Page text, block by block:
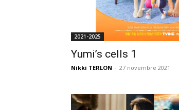
2021-2025
Yumi’s cells 1
Nikki TERLON - 27 novembre 2021